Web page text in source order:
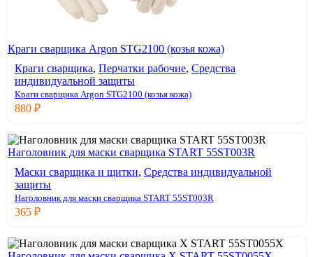
Краги сварщика Argon STG2100 (козья кожа)
Краги сварщика, Перчатки рабочие, Средства
индивидуальной защиты
Краги сварщика Argon STG2100 (козья кожа)
880 ₽
Наголовник для маски сварщика START 55ST003R
Маски сварщика и щитки, Средства индивидуальной
защиты
Наголовник для маски сварщика START 55ST003R
365 ₽